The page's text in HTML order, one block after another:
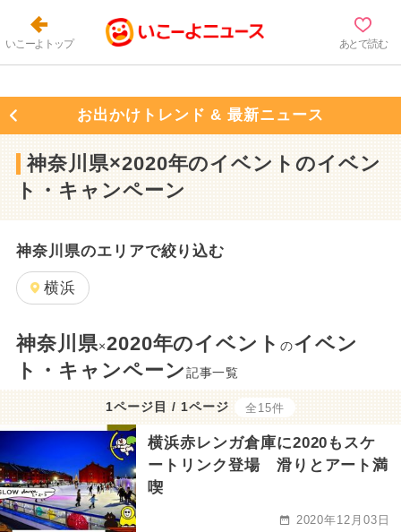
いこーよトップ あとで読む
お出かけトレンド & 最新ニュース
神奈川県×2020年のイベントのイベン
ト・キャンペーン
神奈川県のエリアで絞り込む
横浜
神奈川県×2020年のイベントのイベン
ト・キャンペーン記事一覧
1ページ目 / 1ページ 全15件
横浜赤レンガ倉庫に2020もスケ
ートリンク登場 滑りとアート満
喫
2020年12月03日